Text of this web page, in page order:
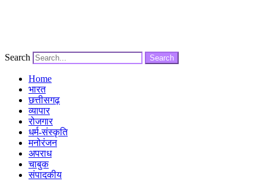
Search Search
Home
भारत
छत्तीसगढ़
व्यापार
रोजगार
धर्म-संस्कृति
मनोरंजन
अपराध
चाबुक
संपादकीय